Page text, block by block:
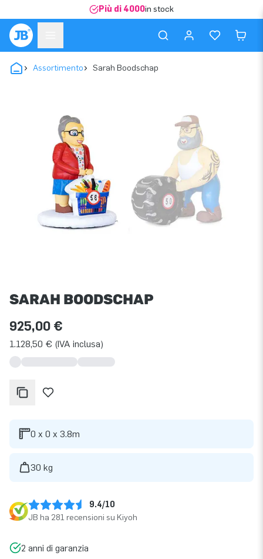
Più di 4000in stock
Assortimento Sarah Boodschap
SARAH BOODSCHAP
925,00 €
1.128,50 € (IVA inclusa)
0 x 0 x 3.8m
30 kg
9.4/10
JB ha 281 recensioni su Kiyoh
2 anni di garanzia